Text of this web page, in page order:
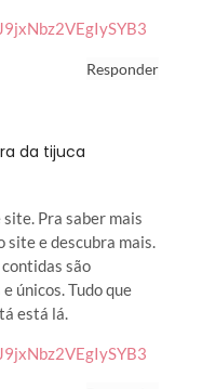
Responder
da tijuca
Pra saber mais
site e descubra mais.
são
únicos. Tudo que
está lá.